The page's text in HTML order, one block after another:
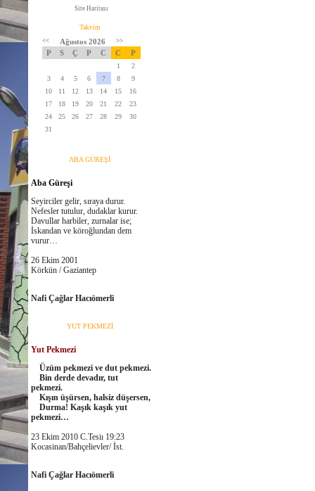
Site Haritası
Takvim
<< Ağustos 2026 >>
P S Ç P C C P
1
2
3
4 5 6 7 8
9
10
11 12 13 14 15
16
17
18 19 20 21 22
23
24
25 26 27 28 29
30
31
ABA GÜREŞİ
Aba Güreşi
Seyirciler gelir, sıraya durur.
Nefesler tutulur, dudaklar kurur.
Davullar harbiler, zurnalar ise;
İskandan ve köroğlundan dem
vurur…
26 Ekim 2001
Körkün / Gaziantep
Nafi Çağlar Hacıömerli
YUT PEKMEZİ
Yut Pekmezi
Üzüm pekmezi ve dut pekmezi.
Bin derde devadır, tut
pekmezi.
Kışın üşürsen, halsiz düşersen,
Durma! Kaşık kaşık yut
pekmezi…
23 Ekim 2010 C.Tesiı 19:23
Kocasinan/Bahçelievler/ İst.
Nafi Çağlar Hacıömerli